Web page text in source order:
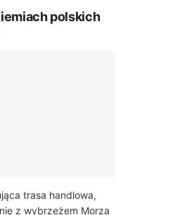
polskich
trasa handlowa,
z wybrzeżem Morza